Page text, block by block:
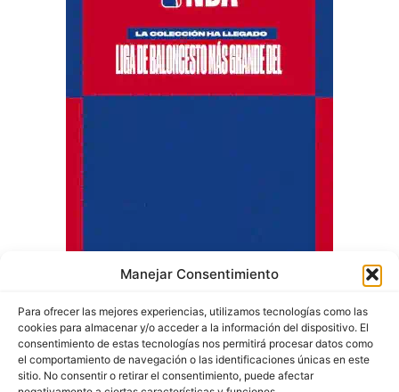
Manejar Consentimiento
Para ofrecer las mejores experiencias, utilizamos tecnologías como las
cookies para almacenar y/o acceder a la información del dispositivo. El
consentimiento de estas tecnologías nos permitirá procesar datos como
el comportamiento de navegación o las identificaciones únicas en este
sitio. No consentir o retirar el consentimiento, puede afectar